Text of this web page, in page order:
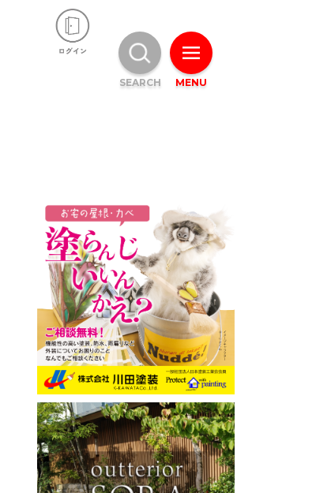
MENU
SEARCH